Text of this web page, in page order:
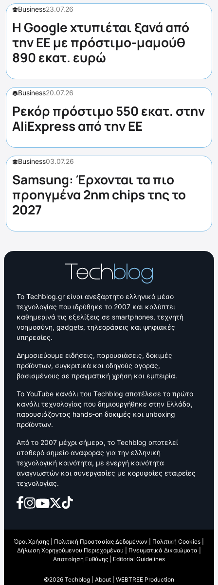
Business23.07.26
Η Google χτυπιέται ξανά από
την ΕΕ με πρόστιμο-μαμούθ
890 εκατ. ευρώ
Business20.07.26
Ρεκόρ πρόστιμο 550 εκατ. στην
AliExpress από την ΕΕ
Business03.07.26
Samsung: Έρχονται τα πιο
προηγμένα 2nm chips της το
2027
Το Techblog.gr είναι ανεξάρτητο ελληνικό μέσο
τεχνολογίας που ιδρύθηκε το 2007 και καλύπτει
καθημερινά τις εξελίξεις σε smartphones, τεχνητή
νοημοσύνη, gadgets, τηλεοράσεις και ψηφιακές
υπηρεσίες.
Δημοσιεύουμε ειδήσεις, παρουσιάσεις, δοκιμές
προϊόντων, συγκριτικά και οδηγούς αγοράς,
βασισμένους σε πραγματική χρήση και εμπειρία.
Το YouTube κανάλι του Techblog αποτέλεσε το πρώτο
κανάλι τεχνολογίας που δημιουργήθηκε στην Ελλάδα,
παρουσιάζοντας hands-on δοκιμές και unboxing
προϊόντων.
Από το 2007 μέχρι σήμερα, το Techblog αποτελεί
σταθερό σημείο αναφοράς για την ελληνική
τεχνολογική κοινότητα, με ενεργή κοινότητα
αναγνωστών και συνεργασίες με κορυφαίες εταιρείες
τεχνολογίας.
Όροι Χρήσης Πολιτική Προστασίας Δεδομένων Πολιτική Cookies
Δήλωση Χορηγούμενου Περιεχομένου
Πνευματικά Δικαιώματα
Αποποίηση Ευθύνης
Editorial Guidelines
©2026 Techblog | About
WEBTREE Production